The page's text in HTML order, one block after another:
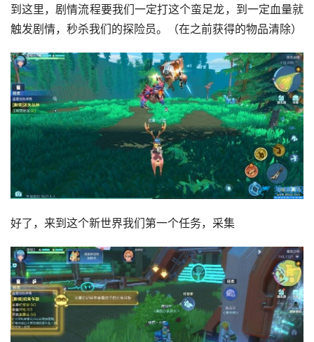
到这里，剧情流程要我们一定打这个蛮足龙，到一定血量就
触发剧情，秒杀我们的探险员。（在之前获得的物品清除）
好了，来到这个新世界我们第一个任务，采集